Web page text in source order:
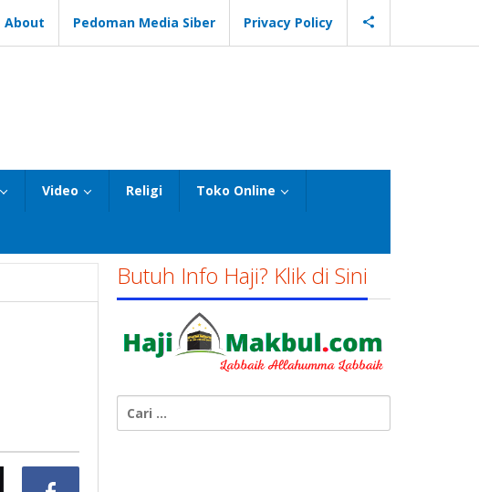
About Pedoman Media Siber Privacy Policy
Video Religi Toko Online
Butuh Info Haji? Klik di Sini
untuk: